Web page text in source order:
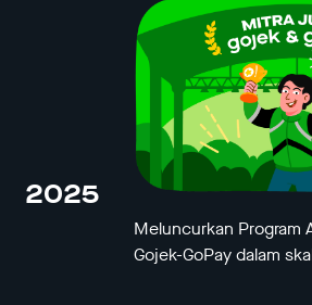
2025
Meluncurkan Program
Gojek-GoPay dalam